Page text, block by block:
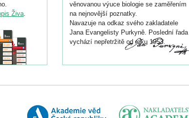
Živa.
věnovanou výuce biologie se zaměřením
na nejnovější poznatky.
Navazuje na odkaz svého zakladatele
Jana Evangelisty Purkyně. Poslední řada
vychází nepřetržitě od roku 1953.